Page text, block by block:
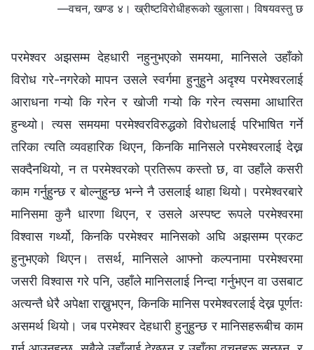
—वचन, खण्ड ४। ख्रीष्टविरोधीहरूको खुलासा। विषयवस्तु छ
परमेश्‍वर अझसम्म देहधारी नहुनुभएको समयमा, मानिसले उहाँको
विरोध गरे-नगरेको मापन उसले स्वर्गमा हुनुहुने अदृश्य परमेश्‍वरलाई
आराधना गऱ्यो कि गरेन र खोजी गऱ्यो कि गरेन त्यसमा आधारित
हुन्थ्यो। त्यस समयमा परमेश्‍वरविरुद्धको विरोधलाई परिभाषित गर्ने
तरिका त्यति व्यवहारिक थिएन, किनकि मानिसले परमेश्‍वरलाई देख्न
सक्दैनथियो, न त परमेश्‍वरको प्रतिरूप कस्तो छ, वा उहाँले कसरी
काम गर्नुहुन्छ र बोल्नुहुन्छ भन्‍ने नै उसलाई थाहा थियो। परमेश्‍वरबारे
मानिसमा कुनै धारणा थिएन, र उसले अस्पष्ट रूपले परमेश्‍वरमा
विश्‍वास गर्थ्यो, किनकि परमेश्‍वर मानिसको अघि अझसम्म प्रकट
हुनुभएको थिएन। तसर्थ, मानिसले आफ्नो कल्पनामा परमेश्‍वरमा
जसरी विश्‍वास गरे पनि, उहाँले मानिसलाई निन्दा गर्नुभएन वा उसबाट
अत्यन्तै धेरै अपेक्षा राख्नुभएन, किनकि मानिस परमेश्‍वरलाई देख्न पूर्णतः
असमर्थ थियो। जब परमेश्‍वर देहधारी हुनुहुन्छ र मानिसहरूबीच काम